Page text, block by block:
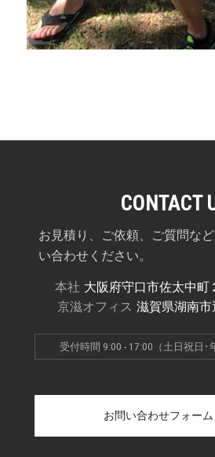
CONTACT
お見積り、ご依頼、ご質問な
い合わせください。
本社 大阪府守口市佐太中町
京滋オフィス 滋賀県湖南市
受付時間 9:00 - 17:00（土日祝日･
お問い合わせフォーム